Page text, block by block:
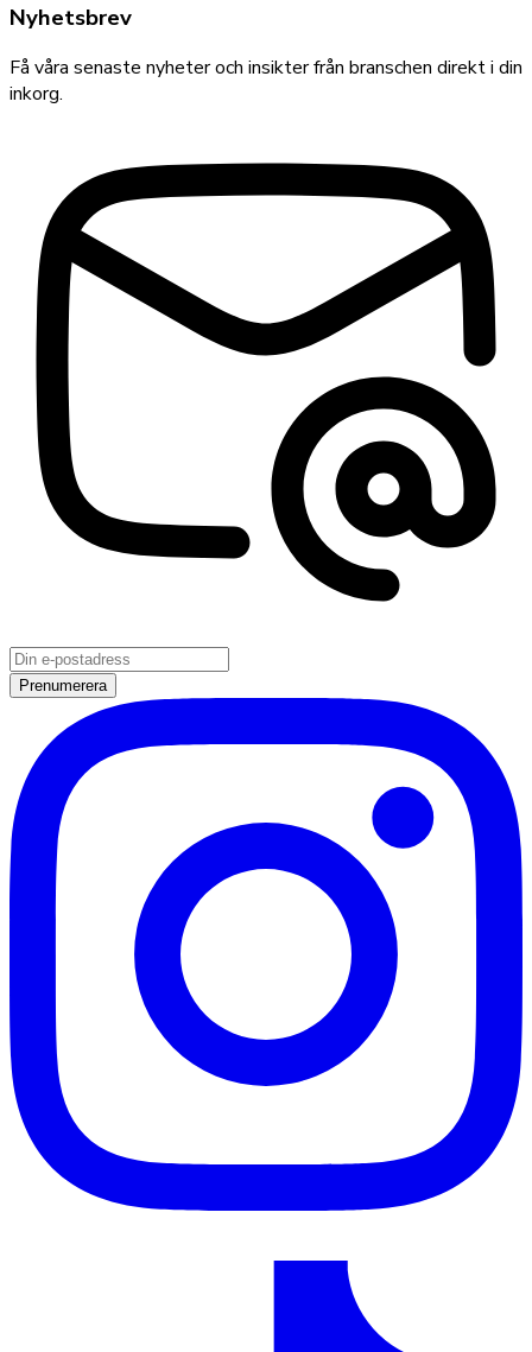
Nyhetsbrev
Få våra senaste nyheter och insikter från branschen direkt i din
inkorg.
Prenumerera